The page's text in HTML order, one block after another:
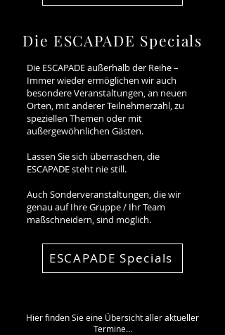
Die ESCAPADE Specials
Die ESCAPADE außerhalb der Reihe –
Immer wieder ermöglichen wir auch
besondere Veranstaltungen, an neuen
Orten, mit anderer Teilnehmerzahl, zu
speziellen Themen oder mit
außergewöhnlichen Gästen.
Lassen Sie sich überraschen, die
ESCAPADE steht nie still.
Auch Sonderveranstaltungen, die wir
genau auf Ihre Gruppe / Ihr Team
maßschneidern, sind möglich.
ESCAPADE Specials
Hier finden Sie eine Übersicht aller aktueller
Termine…